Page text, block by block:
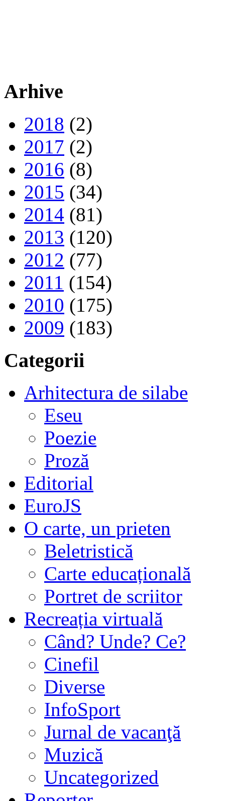
Arhive
2018 (2)
2017 (2)
2016 (8)
2015 (34)
2014 (81)
2013 (120)
2012 (77)
2011 (154)
2010 (175)
2009 (183)
Categorii
Arhitectura de silabe
Eseu
Poezie
Proză
Editorial
EuroJS
O carte, un prieten
Beletristică
Carte educațională
Portret de scriitor
Recreația virtuală
Când? Unde? Ce?
Cinefil
Diverse
InfoSport
Jurnal de vacanţă
Muzică
Uncategorized